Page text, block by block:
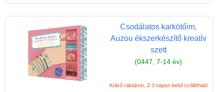
Csodálatos karkötőim,
Auzou ékszerkészítő kreatív
szett
(0447, 7-14 év)
Külső raktáron, 2-3 napon belül szállítható
Kreatív játékok fiúknak
Slime készítő
Kreatív poszter készítés
matricákkal
Licenszes TOP